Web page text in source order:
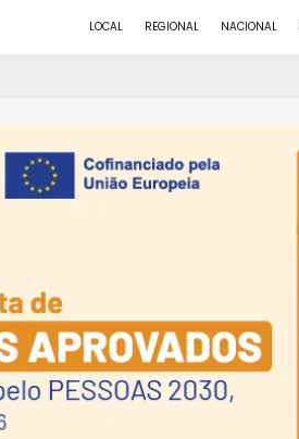
LOCAL REGIONAL NACIONAL